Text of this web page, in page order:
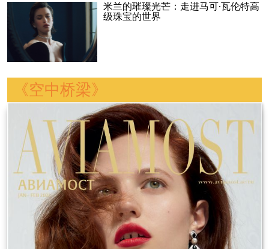
米兰的璀璨光芒：走进马可·瓦伦特高
级珠宝的世界
《空中桥梁》